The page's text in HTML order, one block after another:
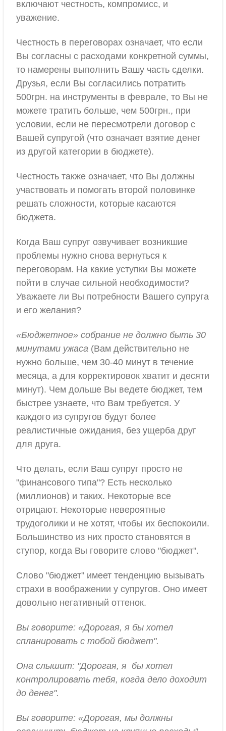
включают честность, компромисс, и
уважение.
Честность в переговорах означает, что если
Вы согласны с расходами конкретной суммы,
то намерены выполнить Вашу часть сделки.
Друзья, если Вы согласились потратить
500грн. на инструменты в феврале, то Вы не
можете тратить больше, чем 500грн., при
условии, если не пересмотрели договор с
Вашей супругой (что означает взятие денег
из другой категории в бюджете).
Честность также означает, что Вы должны
участвовать и помогать второй половинке
решать сложности, которые касаются
бюджета.
Когда Ваш супруг озвучивает возникшие
проблемы нужно снова вернуться к
переговорам. На какие уступки Вы можете
пойти в случае сильной необходимости?
Уважаете ли Вы потребности Вашего супруга
и его желания?
«Бюджетное» собрание не должно быть 30
минутами ужаса (Вам действительно не
нужно больше, чем 30-40 минут в течение
месяца, а для корректировок хватит и десяти
минут). Чем дольше Вы ведете бюджет, тем
быстрее узнаете, что Вам требуется. У
каждого из супругов будут более
реалистичные ожидания, без ущерба друг
для друга.
Что делать, если Ваш супруг просто не
"финансового типа"? Есть несколько
(миллионов) и таких. Некоторые все
отрицают. Некоторые невероятные
трудоголики и не хотят, чтобы их беспокоили.
Большинство из них просто становятся в
ступор, когда Вы говорите слово "бюджет".
Слово "бюджет" имеет тенденцию вызывать
страхи в воображении у супругов. Оно имеет
довольно негативный оттенок.
Вы говорите: «Дорогая, я бы хотел
спланировать с тобой бюджет".
Она слышит: "Дорогая, я бы хотел
контролировать тебя, когда дело доходит
до денег".
Вы говорите: «Дорогая, мы должны